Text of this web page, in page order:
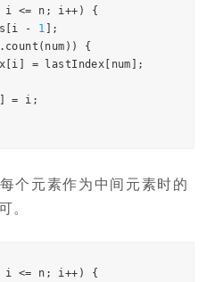
i <= n ; i++ )
{
i - 1 ];
. count ( num ))
{
[ i = lastIndex num ];
= i ;
个元素作为中间元素时的
。
i <= n ; i++ )
{